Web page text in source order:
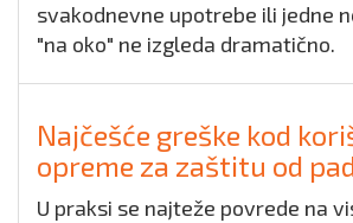
svakodnevne upotrebe ili jedne
"na oko" ne izgleda dramatično.
Najčešće greške kod
opreme za zaštitu od
U praksi se najteže povrede na